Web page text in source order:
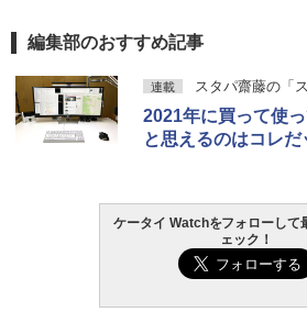
編集部のおすすめ記事
連載 スタパ齋藤の「
2021年に買って使っ
と思えるのはコレだ
ケータイ Watchをフォローして
ェック！